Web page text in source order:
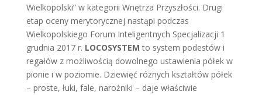
Wielkopolski” w kategorii Wnętrza Przyszłości. Drugi
etap oceny merytorycznej nastąpi podczas
Wielkopolskiego Forum Inteligentnych Specjalizacji 1
grudnia 2017 r. LOCOSYSTEM to system podestów i
regałów z możliwością dowolnego ustawienia półek w
pionie i w poziomie. Dziewięć różnych kształtów półek
– proste, łuki, fale, narożniki – daje właściwie